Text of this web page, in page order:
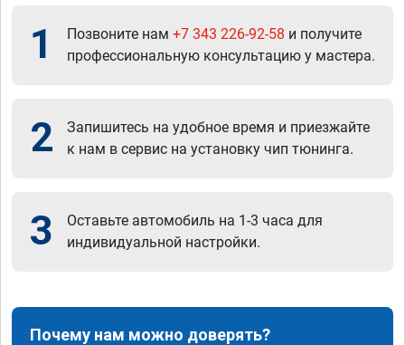
1 Позвоните нам +7 343 226-92-58 и получите
профессиональную консультацию у мастера.
2
Запишитесь на удобное время и приезжайте
к нам в сервис на установку чип тюнинга.
3
Оставьте автомобиль на 1-3 часа для
индивидуальной настройки.
Почему нам можно доверять?